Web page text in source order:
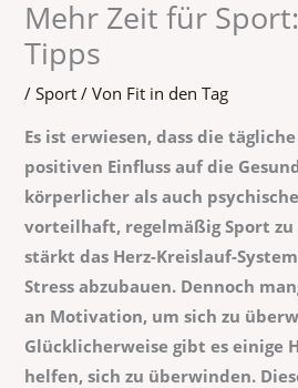
Mehr Zeit für
Tipps
/Sport / Von Fit in den Tag
Es ist erwiesen, dass die
positiven Einfluss auf die
körperlicher als auch
vorteilhaft, regelmäßig Sport zu
stärkt das Herz-Kreislauf-
Stress abzubauen. Dennoch
an Motivation, um sich zu
Glücklicherweise gibt es einige
helfen, sich zu überwinden.